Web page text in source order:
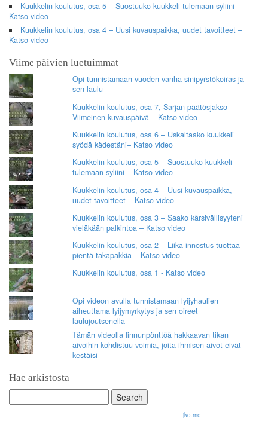
Kuukkelin koulutus, osa 5 – Suostuuko kuukkeli tulemaan syliini –
Katso video
Kuukkelin koulutus, osa 4 – Uusi kuvauspaikka, uudet tavoitteet –
Katso video
Viime päivien luetuimmat
Opi tunnistamaan vuoden vanha sinipyrstökoiras ja
sen laulu
Kuukkelin koulutus, osa 7, Sarjan päätösjakso –
Viimeinen kuvauspäivä – Katso video
Kuukkelin koulutus, osa 6 – Uskaltaako kuukkeli
syödä kädestäni– Katso video
Kuukkelin koulutus, osa 5 – Suostuuko kuukkeli
tulemaan syliini – Katso video
Kuukkelin koulutus, osa 4 – Uusi kuvauspaikka,
uudet tavoitteet – Katso video
Kuukkelin koulutus, osa 3 – Saako kärsivällisyyteni
vieläkään palkintoa – Katso video
Kuukkelin koulutus, osa 2 – Liika innostus tuottaa
pientä takapakkia – Katso video
Kuukkelin koulutus, osa 1 - Katso video
Opi videon avulla tunnistamaan lyijyhaulien
aiheuttama lyijymyrkytys ja sen oireet
laulujoutsenella
Tämän videolla linnunpönttöä hakkaavan tikan
aivoihin kohdistuu voimia, joita ihmisen aivot eivät
kestäisi
Hae arkistosta
for:
jko.me